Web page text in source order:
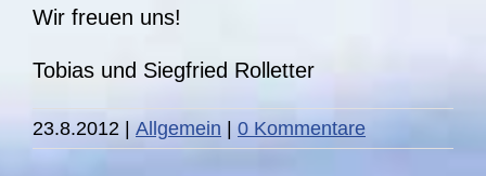
Wir freuen uns!
Tobias und Siegfried Rolletter
23.8.2012 | Allgemein | 0 Kommentare
DIE
STORY: